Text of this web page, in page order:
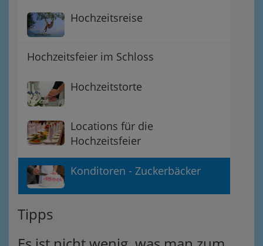
Hochzeitsreise
Hochzeitsfeier im Schloss
Hochzeitstorte
Locations für die
Hochzeitsfeier
Konditoren - Zuckerbäcker
Tipps